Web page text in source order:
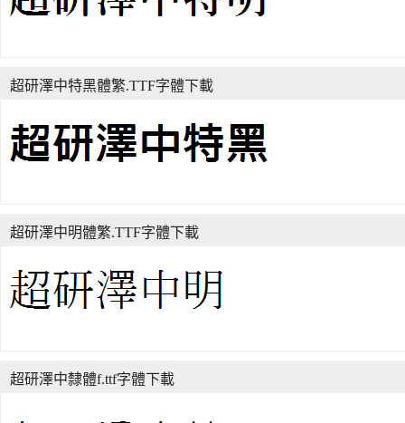
超研澤中特黑體繁.TTF字體下載
超研澤中明體繁.TTF字體下載
超研澤中隸體f.ttf字體下載